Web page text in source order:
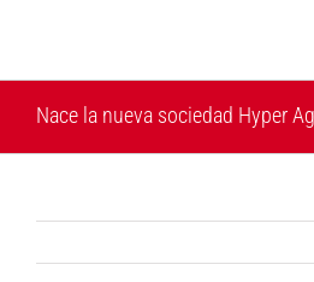
Nace la nueva sociedad Hyper